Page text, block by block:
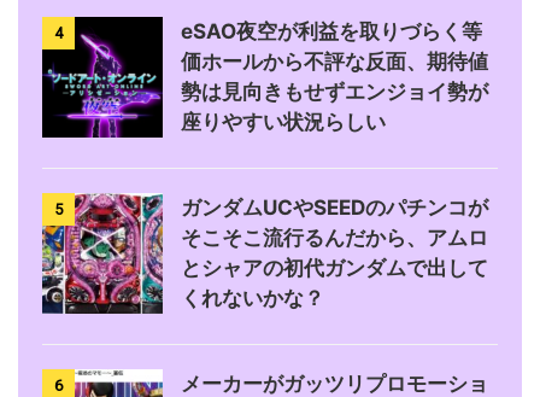
4
eSAO夜空が利益を取りづらく等
価ホールから不評な反面、期待値
勢は見向きもせずエンジョイ勢が
座りやすい状況らしい
5
ガンダムUCやSEEDのパチンコが
そこそこ流行るんだから、アムロ
とシャアの初代ガンダムで出して
くれないかな？
6
メーカーがガッツリプロモーショ